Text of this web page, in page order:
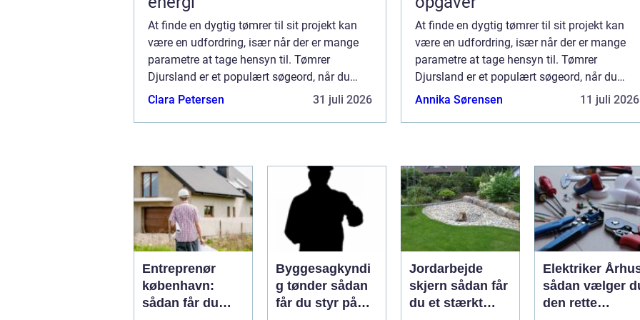
At finde en dygtig tømrer til sit projekt kan
være en udfordring, især når der er mange
parametre at tage hensyn til. Tømrer
Djursland er et populært søgeord, når du
leder efter kvalificerede hå...
Clara Petersen 31 juli 2026
At finde en dygtig tømrer til sit projekt kan
være en udfordring, især når der er mange
parametre at tage hensyn til. Tømrer
Djursland er et populært søgeord, når du
leder efter kvalificerede hå...
Annika Sørensen 11 juli 2026
Entreprenør
københavn:
sådan får du
Byggesagkyndi
g tønder sådan
får du styr på
Jordarbejde
skjern sådan får
du et stærkt
Elektriker
sådan vælger
den rette